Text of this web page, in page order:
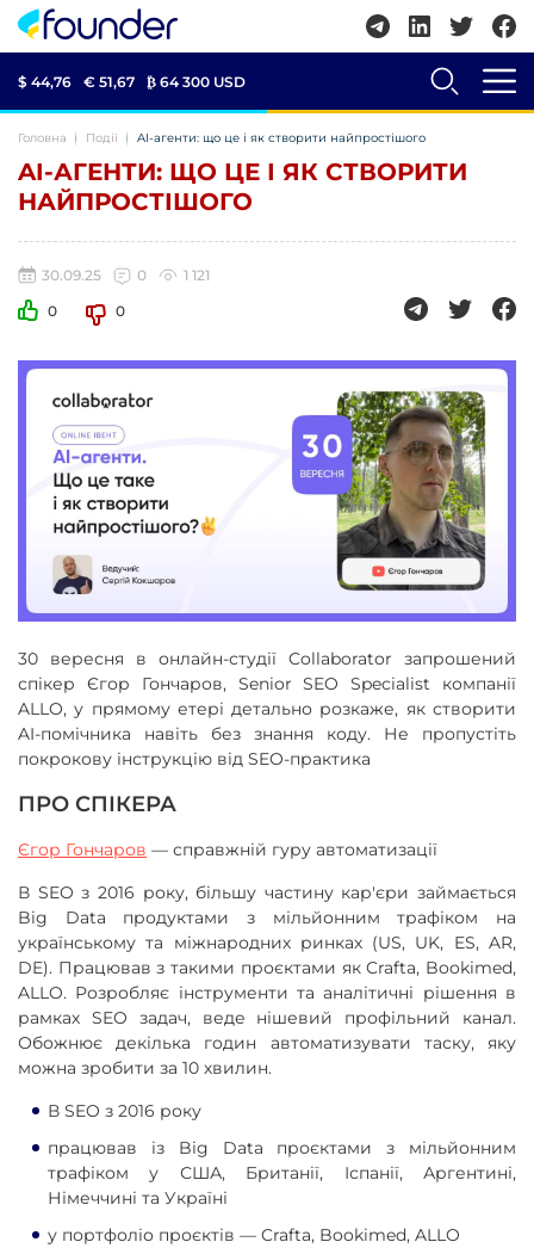
$ 44,76 € 51,67 ₿ 64 300 USD
Головна Події AI-агенти: що це і як створити найпростішого
AI-АГЕНТИ: ЩО ЦЕ І ЯК СТВОРИТИ
НАЙПРОСТІШОГО
30.09.25 0
1 121
0
0
30 вересня в онлайн-студії Collaborator запрошений
спікер Єгор Гончаров, Senior SEO Specialist компанії
ALLO, у прямому етері детально розкаже, як створити
AI-помічника навіть без знання коду. Не пропустіть
покрокову інструкцію від SEO-практика
ПРО СПІКЕРА
Єгор Гончаров — справжній гуру автоматизації
В SEO з 2016 року, більшу частину кар'єри займається
Big Data продуктами з мільйонним трафіком на
українському та міжнародних ринках (US, UK, ES, AR,
DE). Працював з такими проєктами як Crafta, Bookimed,
ALLO. Розробляє інструменти та аналітичні рішення в
рамках SEO задач, веде нішевий профільний канал.
Обожнює декілька годин автоматизувати таску, яку
можна зробити за 10 хвилин.
В SEO з 2016 року
працював із Big Data проєктами з мільйонним
трафіком у США, Британії, Іспанії, Аргентині,
Німеччині та Україні
у портфоліо проєктів — Crafta, Bookimed, ALLO